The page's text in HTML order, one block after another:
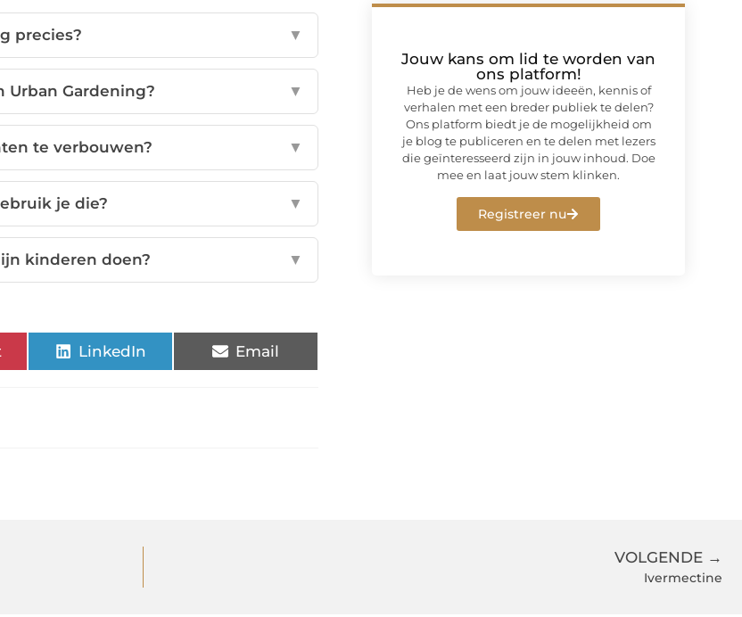
precies? ▼
Urban Gardening? ▼
te verbouwen? ▼
je die? ▼
kinderen doen? ▼
LinkedIn Email
Jouw kans om lid te worden van
ons platform!
Heb je de wens om jouw ideeën, kennis of
verhalen met een breder publiek te delen?
Ons platform biedt je de mogelijkheid om
je blog te publiceren en te delen met lezers
die geïnteresseerd zijn in jouw inhoud. Doe
mee en laat jouw stem klinken.
Registreer nu
VOLGENDE →
Ivermectine